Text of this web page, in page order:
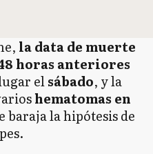
la data de muerte
horas anteriores
elsábado, y la
hematomas en
baraja la hipótesis de